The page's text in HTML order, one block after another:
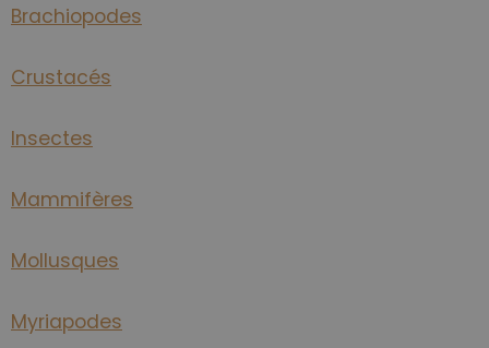
Brachiopodes
Crustacés
Insectes
Mammifères
Mollusques
Myriapodes